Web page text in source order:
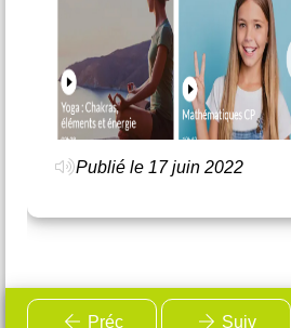
Publié le 17 juin 2022
Préc Suiv